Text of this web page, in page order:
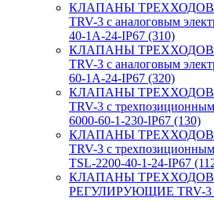
КЛАПАНЫ
TRV-3 с аналоговым
40-1А-24-IP67 (310)
КЛАПАНЫ
TRV-3 с аналоговым
60-1А-24-IP67 (320)
КЛАПАНЫ
TRV-3 с
6000-60-1-230-IP67 (130)
КЛАПАНЫ
TRV-3 с
TSL-2200-40-1-24-IP67
КЛАПАНЫ
РЕГУЛИРУЮЩИЕ TRV-3 с